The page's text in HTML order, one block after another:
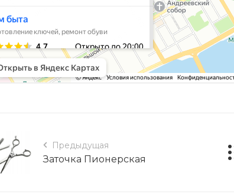
Предыдущая
Заточка Пионерская